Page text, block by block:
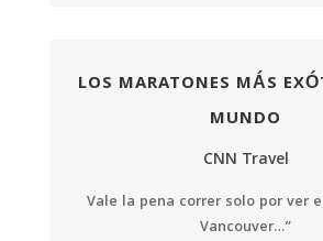
LOS MARATONES MÁS
MUNDO
CNN Travel
Vale la pena correr solo por ver
Vancouver…”